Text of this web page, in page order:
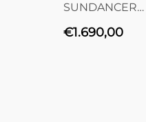
SUNDANCER
Normaler
€1.690,00